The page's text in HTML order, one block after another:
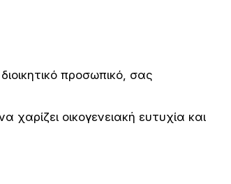
προσωπικό, σας
οικογενειακή ευτυχία και